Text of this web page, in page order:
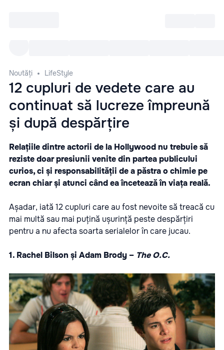
Noutăți LifeStyle
12 cupluri de vedete care au
continuat să lucreze împreună
și după despărțire
Relațiile dintre actorii de la Hollywood nu trebuie să
reziste doar presiunii venite din partea publicului
curios, ci și responsabilității de a păstra o chimie pe
ecran chiar și atunci când ea încetează în viața reală.
Așadar, iată 12 cupluri care au fost nevoite să treacă cu
mai multă sau mai puțină ușurință peste despărțiri
pentru a nu afecta soarta serialelor în care jucau.
1. Rachel Bilson și Adam Brody – The O.C.